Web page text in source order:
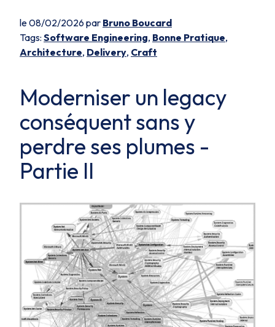
le 08/02/2026 par Bruno Boucard
Tags: Software Engineering, Bonne Pratique,
Architecture, Delivery, Craft
Moderniser un legacy
conséquent sans y
perdre ses plumes -
Partie II